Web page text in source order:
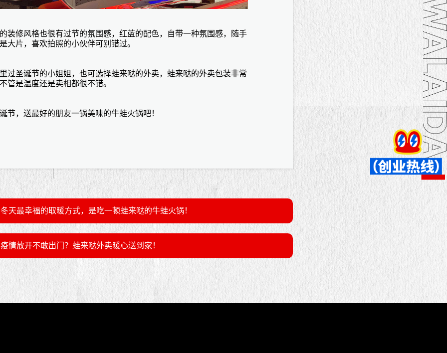
装修风格也很有过节的氛围感，红蓝的配色，自带一种氛围感，随手
大片，喜欢拍照的小伙伴可别错过。
过圣诞节的小姐姐，也可选择蛙来哒的外卖，蛙来哒的外卖包装非常
管是温度还是卖相都很不错。
节，送最好的朋友一锅美味的牛蛙火锅吧！
冬天最幸福的取暖方式，是吃一顿蛙来哒的牛蛙火锅！
疫情放开不敢出门？蛙来哒外卖暖心送到家！